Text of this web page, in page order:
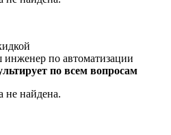
по автоматизации
по всем вопросам
не найдена.